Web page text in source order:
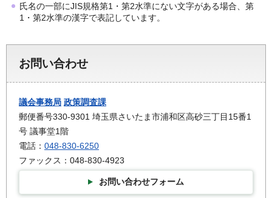
氏名の一部にJIS規格第1・第2水準にない文字がある場合、第
1・第2水準の漢字で表記しています。
お問い合わせ
議会事務局 政策調査課
郵便番号330-9301 埼玉県さいたま市浦和区高砂三丁目15番1
号 議事堂1階
電話： 048-830-6250
ファックス：048-830-4923
お問い合わせフォーム